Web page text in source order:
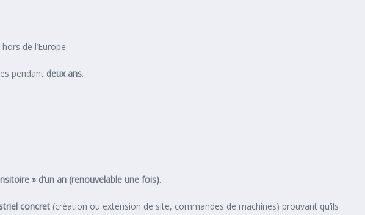
de l’Europe.
pendant deux ans.
» d’un an (renouvelable une fois).
concret (création ou extension de site, commandes de machines) prouvant qu’ils